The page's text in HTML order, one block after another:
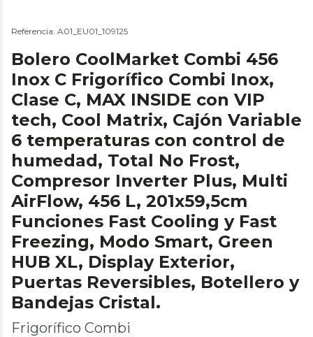
Referencia: A01_EU01_109125
Bolero CoolMarket Combi 456
Inox C Frigorífico Combi Inox,
Clase C, MAX INSIDE con VIP
tech, Cool Matrix, Cajón Variable
6 temperaturas con control de
humedad, Total No Frost,
Compresor Inverter Plus, Multi
AirFlow, 456 L, 201x59,5cm
Funciones Fast Cooling y Fast
Freezing, Modo Smart, Green
HUB XL, Display Exterior,
Puertas Reversibles, Botellero y
Bandejas Cristal.
Frigorífico Combi